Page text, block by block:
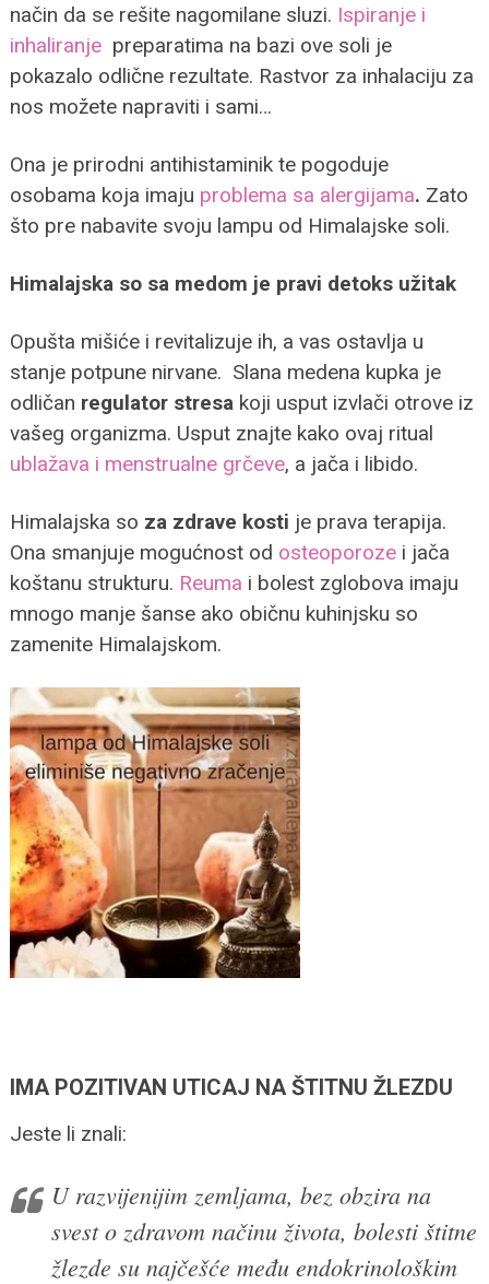
način da se rešite nagomilane sluzi. Ispiranje i
inhaliranje preparatima na bazi ove soli je
pokazalo odlične rezultate. Rastvor za inhalaciju za
nos možete napraviti i sami…
Ona je prirodni antihistaminik te pogoduje
osobama koja imaju problema sa alergijama. Zato
što pre nabavite svoju lampu od Himalajske soli.
Himalajska so sa medom je pravi detoks užitak
Opušta mišiće i revitalizuje ih, a vas ostavlja u
stanje potpune nirvane. Slana medena kupka je
odličan regulator stresakoji usput izvlači otrove iz
vašeg organizma. Usput znajte kako ovaj ritual
ublažava i menstrualne grčeve, a jača i libido.
Himalajska so za zdrave kosti je prava terapija.
Ona smanjuje mogućnost od osteoporozei jača
koštanu strukturu. Reuma i bolest zglobova imaju
mnogo manje šanse ako običnu kuhinjsku so
zamenite Himalajskom.
IMA POZITIVAN UTICAJ NA ŠTITNU ŽLEZDU
Jeste li znali:
U razvijenijim zemljama, bez obzira na
svest o zdravom načinu života, bolesti štitne
žlezde su najčešće među endokrinološkim